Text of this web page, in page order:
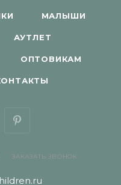
МАЛЫШИ
АУТЛЕТ
ОПТОВИКАМ
ЗАКАЗАТЬ ЗВОНОК